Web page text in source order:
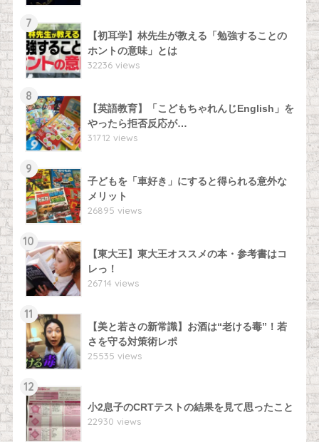
7
【初耳学】林先生が教える「勉強することの
ホントの意味」とは
32236 views
8
【英語教育】「こどもちゃれんじEnglish」を
やったら拒否反応が…
31712 views
9
子どもを「車好き」にすると得られる意外な
メリット
26895 views
10
【東大王】東大王オススメの本・参考書はコ
レっ！
26714 views
11
【美と若さの新常識】お酒は“老ける毒”！若
さを守る対策術レポ
25535 views
12
小2息子のCRTテストの結果を見て思ったこと
22930 views